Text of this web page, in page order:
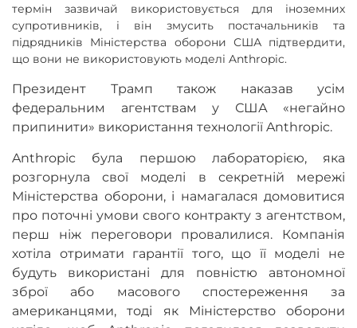
термін зазвичай використовується для іноземних
супротивників, і він змусить постачальників та
підрядників Міністерства оборони США підтвердити,
що вони не використовують моделі Anthropic.
Президент Трамп також наказав усім
федеральним агентствам у США «негайно
припинити» використання технології Anthropic.
Anthropic була першою лабораторією, яка
розгорнула свої моделі в секретній мережі
Міністерства оборони, і намагалася домовитися
про поточні умови свого контракту з агентством,
перш ніж переговори провалилися. Компанія
хотіла отримати гарантії того, що її моделі не
будуть використані для повністю автономної
зброї або масового спостереження за
американцями, тоді як Міністерство оборони